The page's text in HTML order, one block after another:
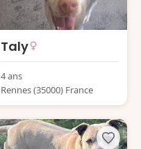
Taly
4 ans
Rennes (35000) France